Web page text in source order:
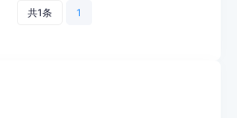
共1条 1